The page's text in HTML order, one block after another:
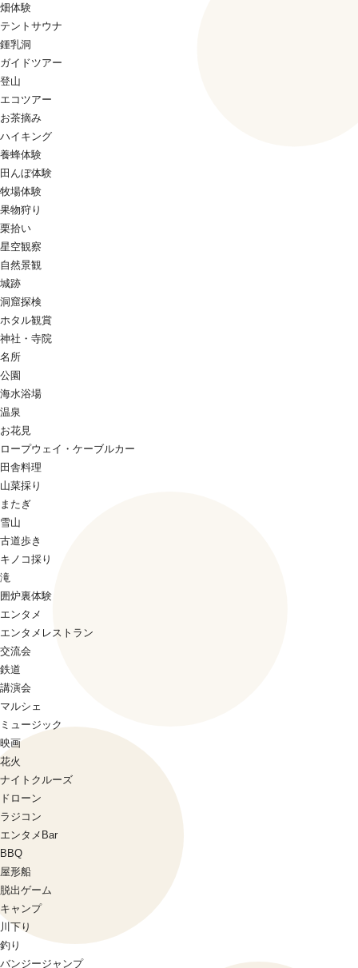
畑体験
テントサウナ
鍾乳洞
ガイドツアー
登山
エコツアー
お茶摘み
ハイキング
養蜂体験
田んぼ体験
牧場体験
果物狩り
栗拾い
星空観察
自然景観
城跡
洞窟探検
ホタル観賞
神社・寺院
名所
公園
海水浴場
温泉
お花見
ロープウェイ・ケーブルカー
田舎料理
山菜採り
またぎ
雪山
古道歩き
キノコ採り
滝
囲炉裏体験
エンタメ
エンタメレストラン
交流会
鉄道
講演会
マルシェ
ミュージック
映画
花火
ナイトクルーズ
ドローン
ラジコン
エンタメBar
BBQ
屋形船
脱出ゲーム
キャンプ
川下り
釣り
バンジージャンプ